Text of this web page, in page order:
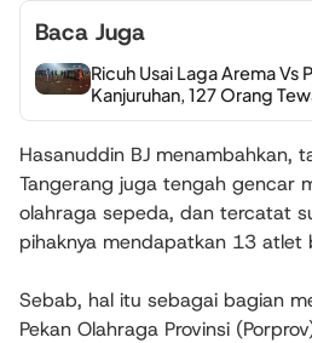
Baca Juga
Ricuh Usai Laga Arema
Kanjuruhan, 127 Orang
Hasanuddin BJ menambahkan,
Tangerang juga tengah gencar
olahraga sepeda, dan tercatat
pihaknya mendapatkan 13 atlet
Sebab, hal itu sebagai bagian
Pekan Olahraga Provinsi